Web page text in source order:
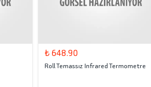
₺ 648.90
Roll Temassız Infrared Termometre